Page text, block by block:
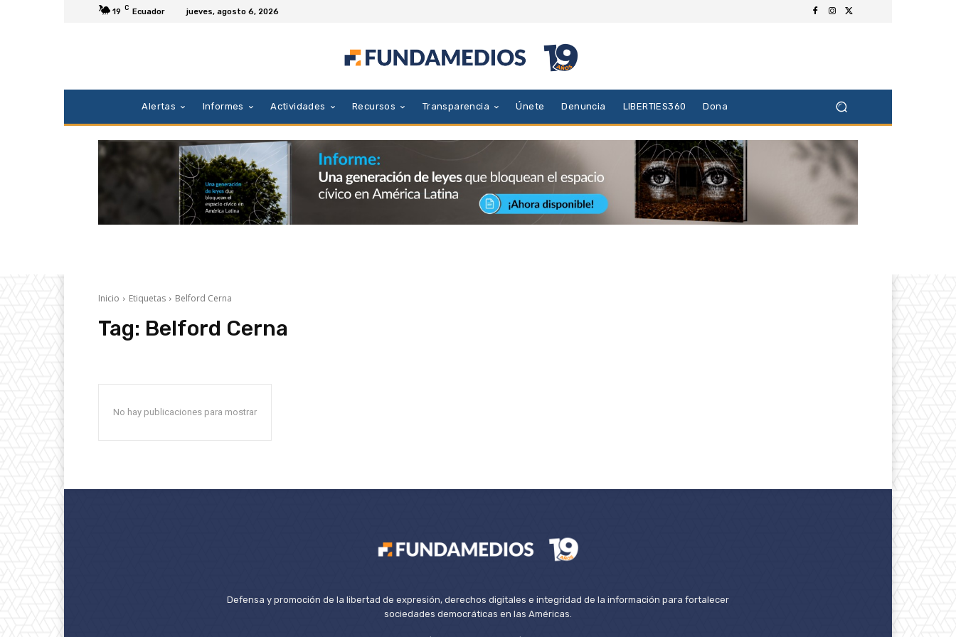
19 C Ecuador jueves, agosto 6, 2026
Alertas Informes Actividades Recursos Transparencia Únete Denuncia LIBERTIES360 Dona
Inicio Etiquetas Belford Cerna
Tag: Belford Cerna
No hay publicaciones para mostrar
Defensa y promoción de la libertad de expresión, derechos digitales e integridad de la información para fortalecer
sociedades democráticas en las Américas.